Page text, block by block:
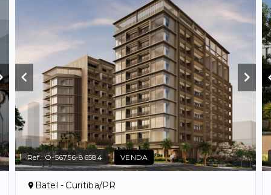
Ref.:O-56756-86584 VENDA
Batel - Curitiba/PR